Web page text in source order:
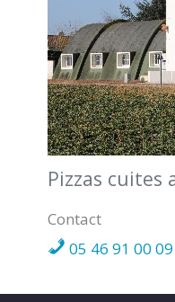
Pizzas
Contact
05 46 91 00 09